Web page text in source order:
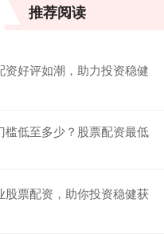
推荐阅读
资好评如潮，助力投资稳健
槛低至多少？股票配资最低
股票配资，助你投资稳健获